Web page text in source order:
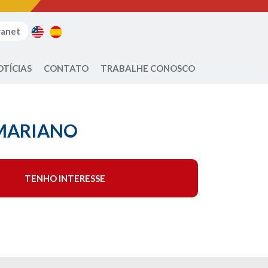
CONTATO TRABALHE CONOSCO
TENHO INTERESSE